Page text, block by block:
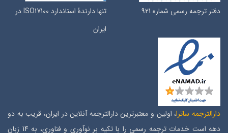
دفتر ترجمه رسمی شماره 921
تنها دارندۀ استاندارد ISO17100 در
ایران
دارالترجمه ساترا، اولین و معتبرترین دارالترجمه آنلاین در ایران، قریب به دو
دهه است خدمات ترجمه رسمی را با تکیه بر نوآوری و فناوری، به 14 زبان